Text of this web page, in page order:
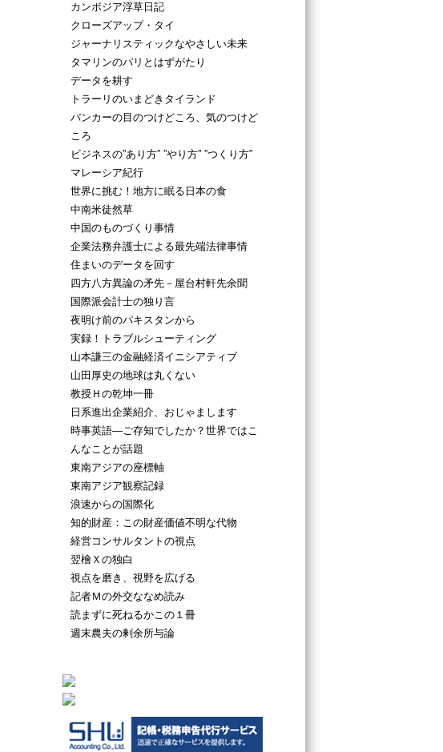
カンボジア浮草日記
クローズアップ・タイ
ジャーナリスティックなやさしい未来
タマリンのパリとはずがたり
データを耕す
トラーリのいまどきタイランド
バンカーの目のつけどころ、気のつけど
ころ
ビジネスの”あり方” ”やり方” ”つくり方”
マレーシア紀行
世界に挑む！地方に眠る日本の食
中南米徒然草
中国のものづくり事情
企業法務弁護士による最先端法律事情
住まいのデータを回す
四方八方異論の矛先－屋台村軒先余聞
国際派会計士の独り言
夜明け前のパキスタンから
実録！トラブルシューティング
山本謙三の金融経済イニシアティブ
山田厚史の地球は丸くない
教授Ｈの乾坤一冊
日系進出企業紹介、おじゃまします
時事英語―ご存知でしたか？世界ではこ
んなことが話題
東南アジアの座標軸
東南アジア観察記録
浪速からの国際化
知的財産：この財産価値不明な代物
経営コンサルタントの視点
翌檜Ｘの独白
視点を磨き、視野を広げる
記者Ｍの外交ななめ読み
読まずに死ねるかこの１冊
週末農夫の剰余所与論